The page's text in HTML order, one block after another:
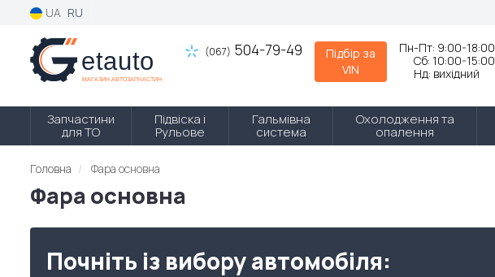
UA RU
(067) 504-79-49
Підбір за
VIN
Пн-Пт: 9:00-18:00
Сб: 10:00-15:00
Нд: вихідний
Запчастини
для ТО
Підвіска і
Рульове
Гальмівна
система
Охолодження та
опалення
Головна Фара основна
Фара основна
Почніть із вибору автомобіля: